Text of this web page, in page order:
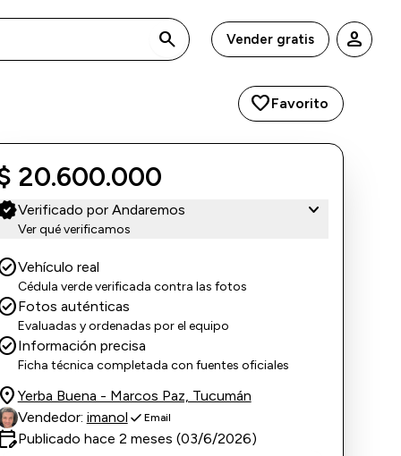
search Vender gratis person
favoriteFavorito
20.600.000
Verificado por Andaremos
Ver qué verificamos
expand_more
Vehículo real
Cédula verde verificada contra las fotos
Fotos auténticas
Evaluadas y ordenadas por el equipo
Información precisa
Ficha técnica completada con fuentes oficiales
location_onYerba Buena - Marcos Paz, Tucumán
Vendedor: imanol check Email
edit_calendarPublicado hace 2 meses (03/6/2026)